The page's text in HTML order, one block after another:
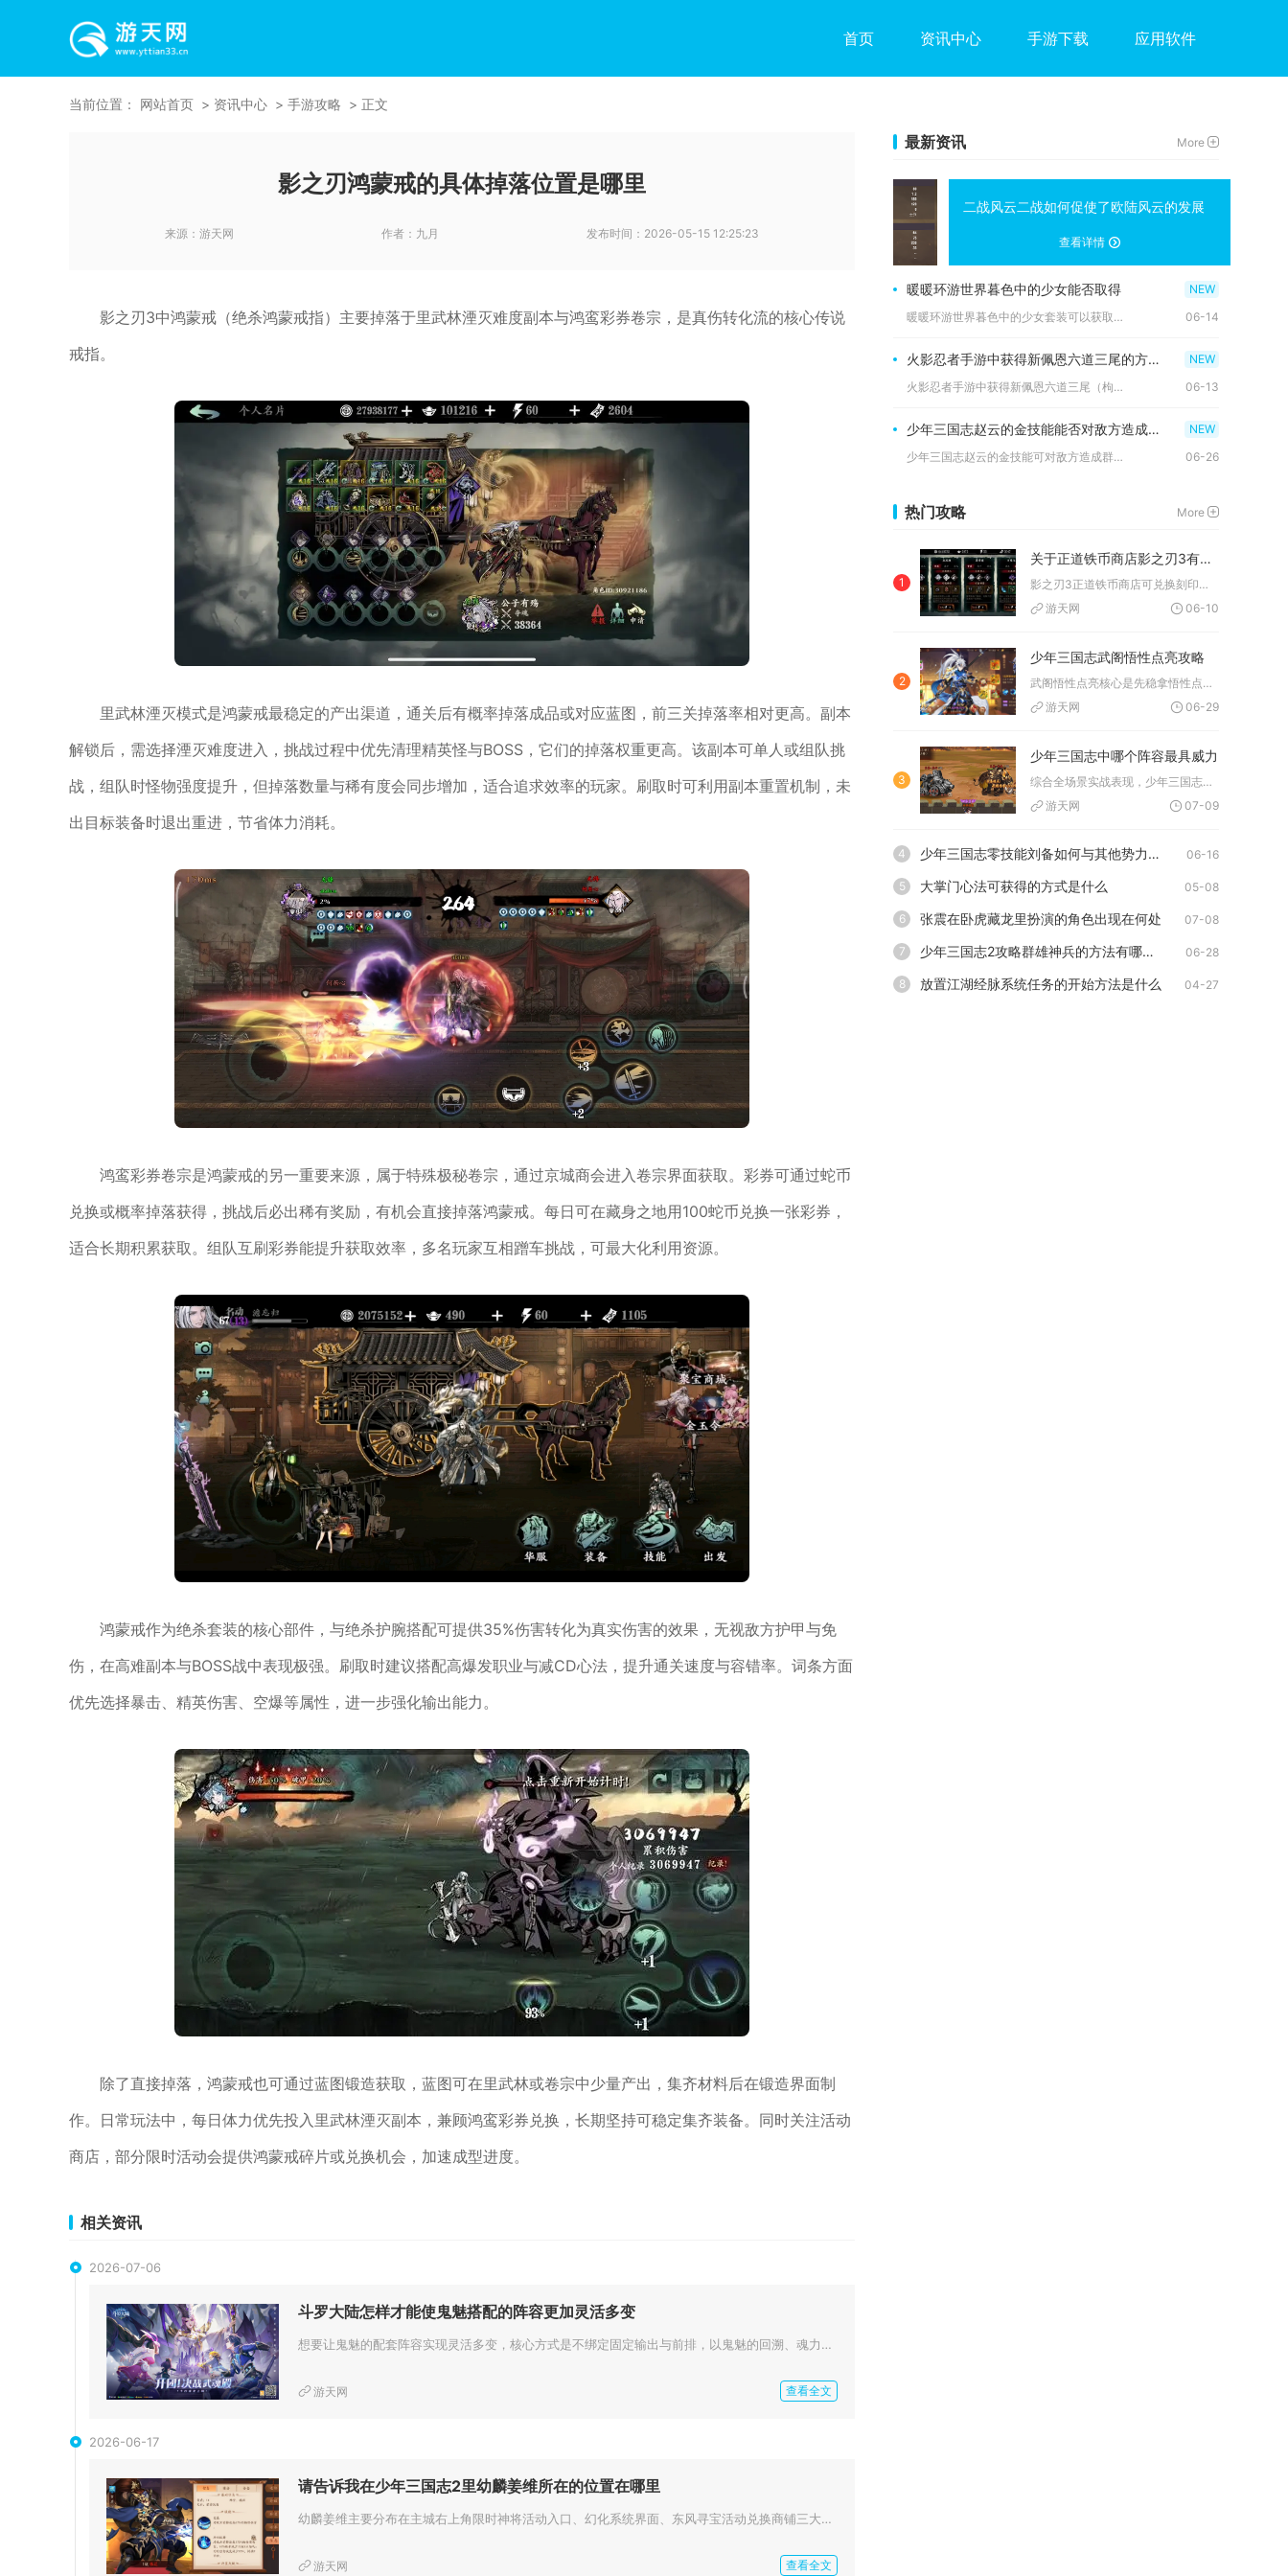
首页 资讯中心 手游下载 应用软件
当前位置： 网站首页 资讯中心 手游攻略 正文
影之刃鸿蒙戒的具体掉落位置是哪里
来源： 游天网 作者： 九月 发布时间： 2026-05-15 12:25:23
影之刃3中鸿蒙戒（绝杀鸿蒙戒指）主要掉落于里武林湮灭难度副本与鸿鸾彩券卷宗，是真伤转化流的核心传说
戒指。
里武林湮灭模式是鸿蒙戒最稳定的产出渠道，通关后有概率掉落成品或对应蓝图，前三关掉落率相对更高。副本
解锁后，需选择湮灭难度进入，挑战过程中优先清理精英怪与BOSS，它们的掉落权重更高。该副本可单人或组队挑
战，组队时怪物强度提升，但掉落数量与稀有度会同步增加，适合追求效率的玩家。刷取时可利用副本重置机制，未
出目标装备时退出重进，节省体力消耗。
鸿鸾彩券卷宗是鸿蒙戒的另一重要来源，属于特殊极秘卷宗，通过京城商会进入卷宗界面获取。彩券可通过蛇币
兑换或概率掉落获得，挑战后必出稀有奖励，有机会直接掉落鸿蒙戒。每日可在藏身之地用100蛇币兑换一张彩券，
适合长期积累获取。组队互刷彩券能提升获取效率，多名玩家互相蹭车挑战，可最大化利用资源。
鸿蒙戒作为绝杀套装的核心部件，与绝杀护腕搭配可提供35%伤害转化为真实伤害的效果，无视敌方护甲与免
伤，在高难副本与BOSS战中表现极强。刷取时建议搭配高爆发职业与减CD心法，提升通关速度与容错率。词条方面
优先选择暴击、精英伤害、空爆等属性，进一步强化输出能力。
除了直接掉落，鸿蒙戒也可通过蓝图锻造获取，蓝图可在里武林或卷宗中少量产出，集齐材料后在锻造界面制
作。日常玩法中，每日体力优先投入里武林湮灭副本，兼顾鸿鸾彩券兑换，长期坚持可稳定集齐装备。同时关注活动
商店，部分限时活动会提供鸿蒙戒碎片或兑换机会，加速成型进度。
相关资讯
2026-07-06
斗罗大陆怎样才能使鬼魅搭配的阵容更加灵活多变
想要让鬼魅的配套阵容实现灵活多变，核心方式是不绑定固定输出与前排，以鬼魅的回溯、魂力供给、行动条干扰作为底层战术框架，预...
游天网 查看全文
2026-06-17
请告诉我在少年三国志2里幼麟姜维所在的位置在哪里
幼麟姜维主要分布在主城右上角限时神将活动入口、幻化系统界面、东风寻宝活动兑换商铺三大核心位置，同时竞技场商店、军团宝库、...
游天网 查看全文
最新资讯 More
二战风云二战如何促使了欧陆风云的发展
查看详情
暖暖环游世界暮色中的少女能否取得
暖暖环游世界暮色中的少女套装可以获取，该套装为常驻典藏款式，... 06-14
火影忍者手游中获得新佩恩六道三尾的方法是什么
火影忍者手游中获得新佩恩六道三尾（枸橘矢仓）的核心方式为决斗... 06-13
少年三国志赵云的金技能能否对敌方造成群伤
少年三国志赵云的金技能可对敌方造成群伤，核心以列伤为主、辅以... 06-26
热门攻略 More
1
关于正道铁币商店影之刃3有什么物品可以换取
影之刃3正道铁币商店可兑换刻印、真龙套装、锻造材料、心法道具...
游天网
06-10
2
少年三国志武阁悟性点亮攻略
武阁悟性点亮核心是先稳拿悟性点、再按层精准分配，优先攻击与P...
游天网
06-29
3
少年三国志中哪个阵容最具威力
综合全场景实战表现，少年三国志综合威力最强的阵容为纯蜀国五虎...
游天网
07-09
4 少年三国志零技能刘备如何与其他势力进行外交交涉 06-16
5 大掌门心法可获得的方式是什么 05-08
6 张震在卧虎藏龙里扮演的角色出现在何处 07-08
7 少年三国志2攻略群雄神兵的方法有哪些可以分享 06-28
8 放置江湖经脉系统任务的开始方法是什么 04-27